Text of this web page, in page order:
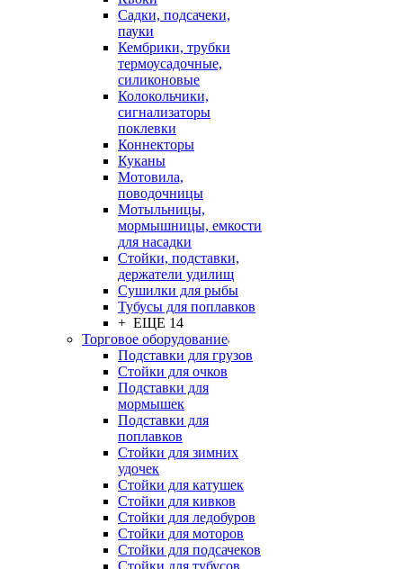
Садки, подсачеки,
пауки
Кембрики, трубки
термоусадочные,
силиконовые
Колокольчики,
сигнализаторы
поклевки
Коннекторы
Куканы
Мотовила,
поводочницы
Мотыльницы,
мормышницы, емкости
для насадки
Стойки, подставки,
держатели удилищ
Сушилки для рыбы
Тубусы для поплавков
+ ЕЩЕ 14
Торговое оборудование
Подставки для грузов
Стойки для очков
Подставки для
мормышек
Подставки для
поплавков
Стойки для зимних
удочек
Стойки для катушек
Стойки для кивков
Стойки для ледобуров
Стойки для моторов
Стойки для подсачеков
Стойки для тубусов